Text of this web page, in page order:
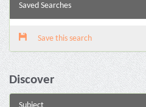
Saved Searches
Save this search
Discover